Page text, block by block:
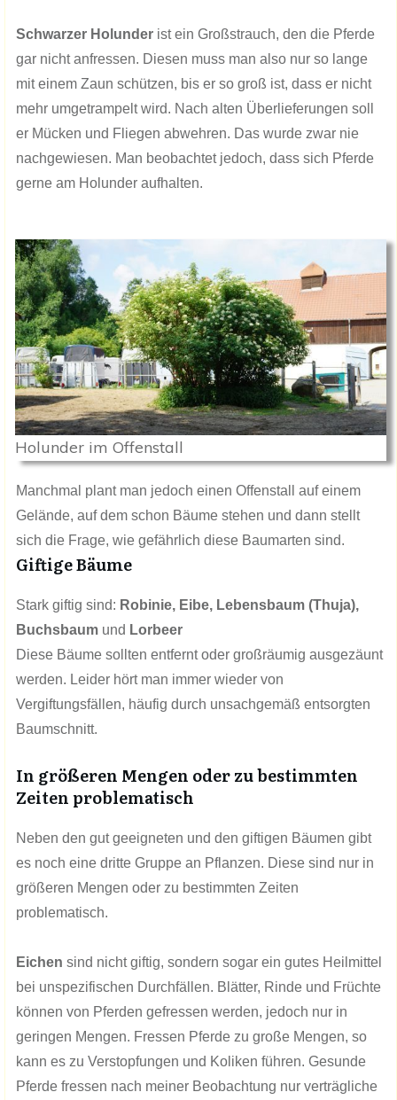
Schwarzer Holunder ist ein Großstrauch, den die Pferde
gar nicht anfressen. Diesen muss man also nur so lange
mit einem Zaun schützen, bis er so groß ist, dass er nicht
mehr umgetrampelt wird. Nach alten Überlieferungen soll
er Mücken und Fliegen abwehren. Das wurde zwar nie
nachgewiesen. Man beobachtet jedoch, dass sich Pferde
gerne am Holunder aufhalten.
Holunder im Offenstall
Manchmal plant man jedoch einen Offenstall auf einem
Gelände, auf dem schon Bäume stehen und dann stellt
sich die Frage, wie gefährlich diese Baumarten sind.
Giftige Bäume
Stark giftig sind: Robinie, Eibe, Lebensbaum (Thuja),
Buchsbaum und Lorbeer
Diese Bäume sollten entfernt oder großräumig ausgezäunt
werden. Leider hört man immer wieder von
Vergiftungsfällen, häufig durch unsachgemäß entsorgten
Baumschnitt.
In größeren Mengen oder zu bestimmten
Zeiten problematisch
Neben den gut geeigneten und den giftigen Bäumen gibt
es noch eine dritte Gruppe an Pflanzen. Diese sind nur in
größeren Mengen oder zu bestimmten Zeiten
problematisch.
Eichen sind nicht giftig, sondern sogar ein gutes Heilmittel
bei unspezifischen Durchfällen. Blätter, Rinde und Früchte
können von Pferden gefressen werden, jedoch nur in
geringen Mengen. Fressen Pferde zu große Mengen, so
kann es zu Verstopfungen und Koliken führen. Gesunde
Pferde fressen nach meiner Beobachtung nur verträgliche